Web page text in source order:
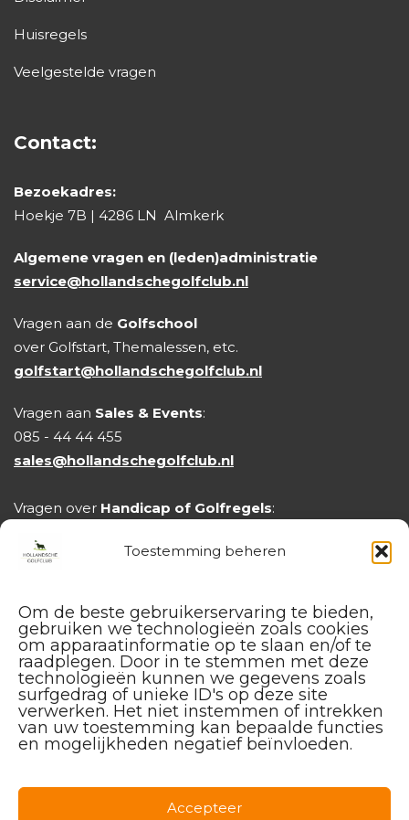
Toestemming beheren
Om de beste gebruikerservaring te bieden,
gebruiken we technologieën zoals cookies
om apparaatinformatie op te slaan en/of te
raadplegen. Door in te stemmen met deze
technologieën kunnen we gegevens zoals
surfgedrag of unieke ID's op deze site
verwerken. Het niet instemmen of intrekken
van uw toestemming kan bepaalde functies
en mogelijkheden negatief beïnvloeden.
Accepteer
Huisregels
Veelgestelde vragen
Contact:
Bezoekadres:
Hoekje 7B | 4286 LN Almkerk
Algemene vragen en (leden)administratie
service@hollandschegolfclub.nl
Vragen aan de Golfschool
over Golfstart, Themalessen, etc.
golfstart@hollandschegolfclub.nl
Vragen aan Sales & Events:
085 - 44 44 455
sales@hollandschegolfclub.nl
Vragen over Handicap of Golfregels:
Instagram